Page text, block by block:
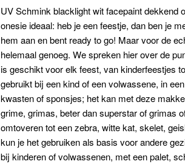
UV Schmink blacklight wit facepaint dekkend
onesie ideaal: heb je een feestje, dan ben je
hem aan en bent ready to go! Maar voor de
helemaal genoeg. We spreken hier over de
is geschikt voor elk feest, van kinderfeestjes
gebruikt bij een kind of een volwassene, in
kwasten of sponsjes; het kan met deze
grime, grimas, beter dan superstar of grimas
omtoveren tot eenzebra, witte kat, skelet,
kun je het gebruiken als basis voor andere
bij kinderen of volwassenen, met een palet,